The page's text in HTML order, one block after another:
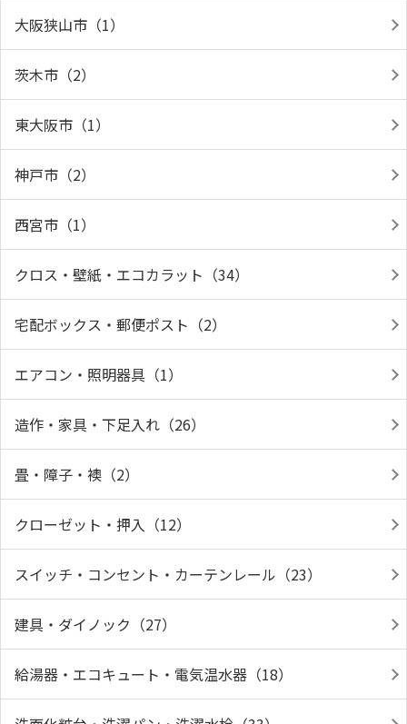
大阪狭山市（1）
茨木市（2）
東大阪市（1）
神戸市（2）
西宮市（1）
クロス・壁紙・エコカラット（34）
宅配ボックス・郵便ポスト（2）
エアコン・照明器具（1）
造作・家具・下足入れ（26）
畳・障子・襖（2）
クローゼット・押入（12）
スイッチ・コンセント・カーテンレール（23）
建具・ダイノック（27）
給湯器・エコキュート・電気温水器（18）